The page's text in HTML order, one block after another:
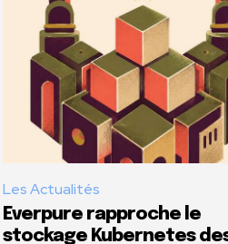
Les Actualités
Everpure rapproche le
stockage Kubernetes